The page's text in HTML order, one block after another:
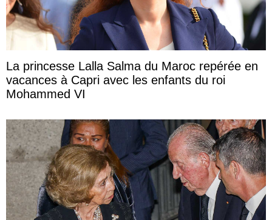
La princesse Lalla Salma du Maroc repérée en
vacances à Capri avec les enfants du roi
Mohammed VI